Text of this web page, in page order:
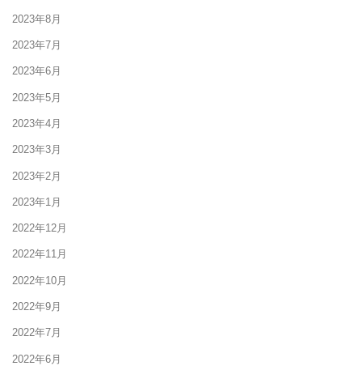
2023年8月
2023年7月
2023年6月
2023年5月
2023年4月
2023年3月
2023年2月
2023年1月
2022年12月
2022年11月
2022年10月
2022年9月
2022年7月
2022年6月